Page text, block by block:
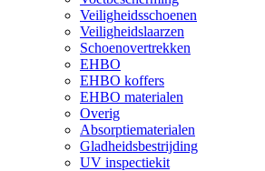
Veiligheidsschoenen
Veiligheidslaarzen
Schoenovertrekken
EHBO
EHBO koffers
EHBO materialen
Overig
Absorptiematerialen
Gladheidsbestrijding
UV inspectiekit